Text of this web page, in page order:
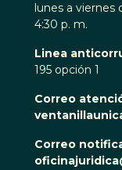
lunes a viernes
4:30 p. m.
Linea
195 opción 1
Correo
Correo